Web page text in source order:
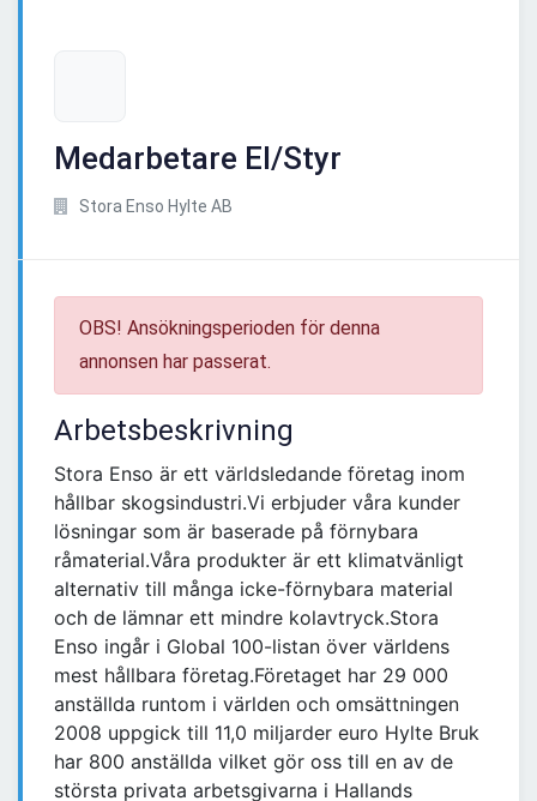
Medarbetare El/Styr
Stora Enso Hylte AB
OBS! Ansökningsperioden för denna
annonsen har passerat.
Arbetsbeskrivning
Stora Enso är ett världsledande företag inom
hållbar skogsindustri.Vi erbjuder våra kunder
lösningar som är baserade på förnybara
råmaterial.Våra produkter är ett klimatvänligt
alternativ till många icke-förnybara material
och de lämnar ett mindre kolavtryck.Stora
Enso ingår i Global 100-listan över världens
mest hållbara företag.Företaget har 29 000
anställda runtom i världen och omsättningen
2008 uppgick till 11,0 miljarder euro Hylte Bruk
har 800 anställda vilket gör oss till en av de
största privata arbetsgivarna i Hallands